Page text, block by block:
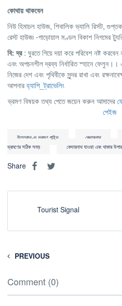
কোথায় থাকবেন
নিউ হিমাচল হাউজ, শিবালিক ভ্যালি রির্সট,
রেস্ট হাউজ৷ -গাড়োয়াল মণ্ডল বিকাশ নিগমের
বি: দ্র: ঘুরতে গিয়ে দয়া করে পরিবেশ নষ্ট
এবং অপচনশীল দ্রব্য নির্ধারিত স্হানে
নিজের দেশ এবং পৃথিবীকে সুন্দর রাখা এবং
আপনারহ্যাপি_ট্রাভেলিং
ভ্রমণ বিষয়ক তথ্য পেতে জয়েন করুন আমাদের
পেইজ
উত্তরাখণ্ড ভ্রমণ গাইড কেদারনাথ
ভ্রমণের সঠিক সময়
কেদারনাথ যাওয়া এবং থাকার উপায়
Share
Tourist Signal
PREVIOUS
Comment (0)